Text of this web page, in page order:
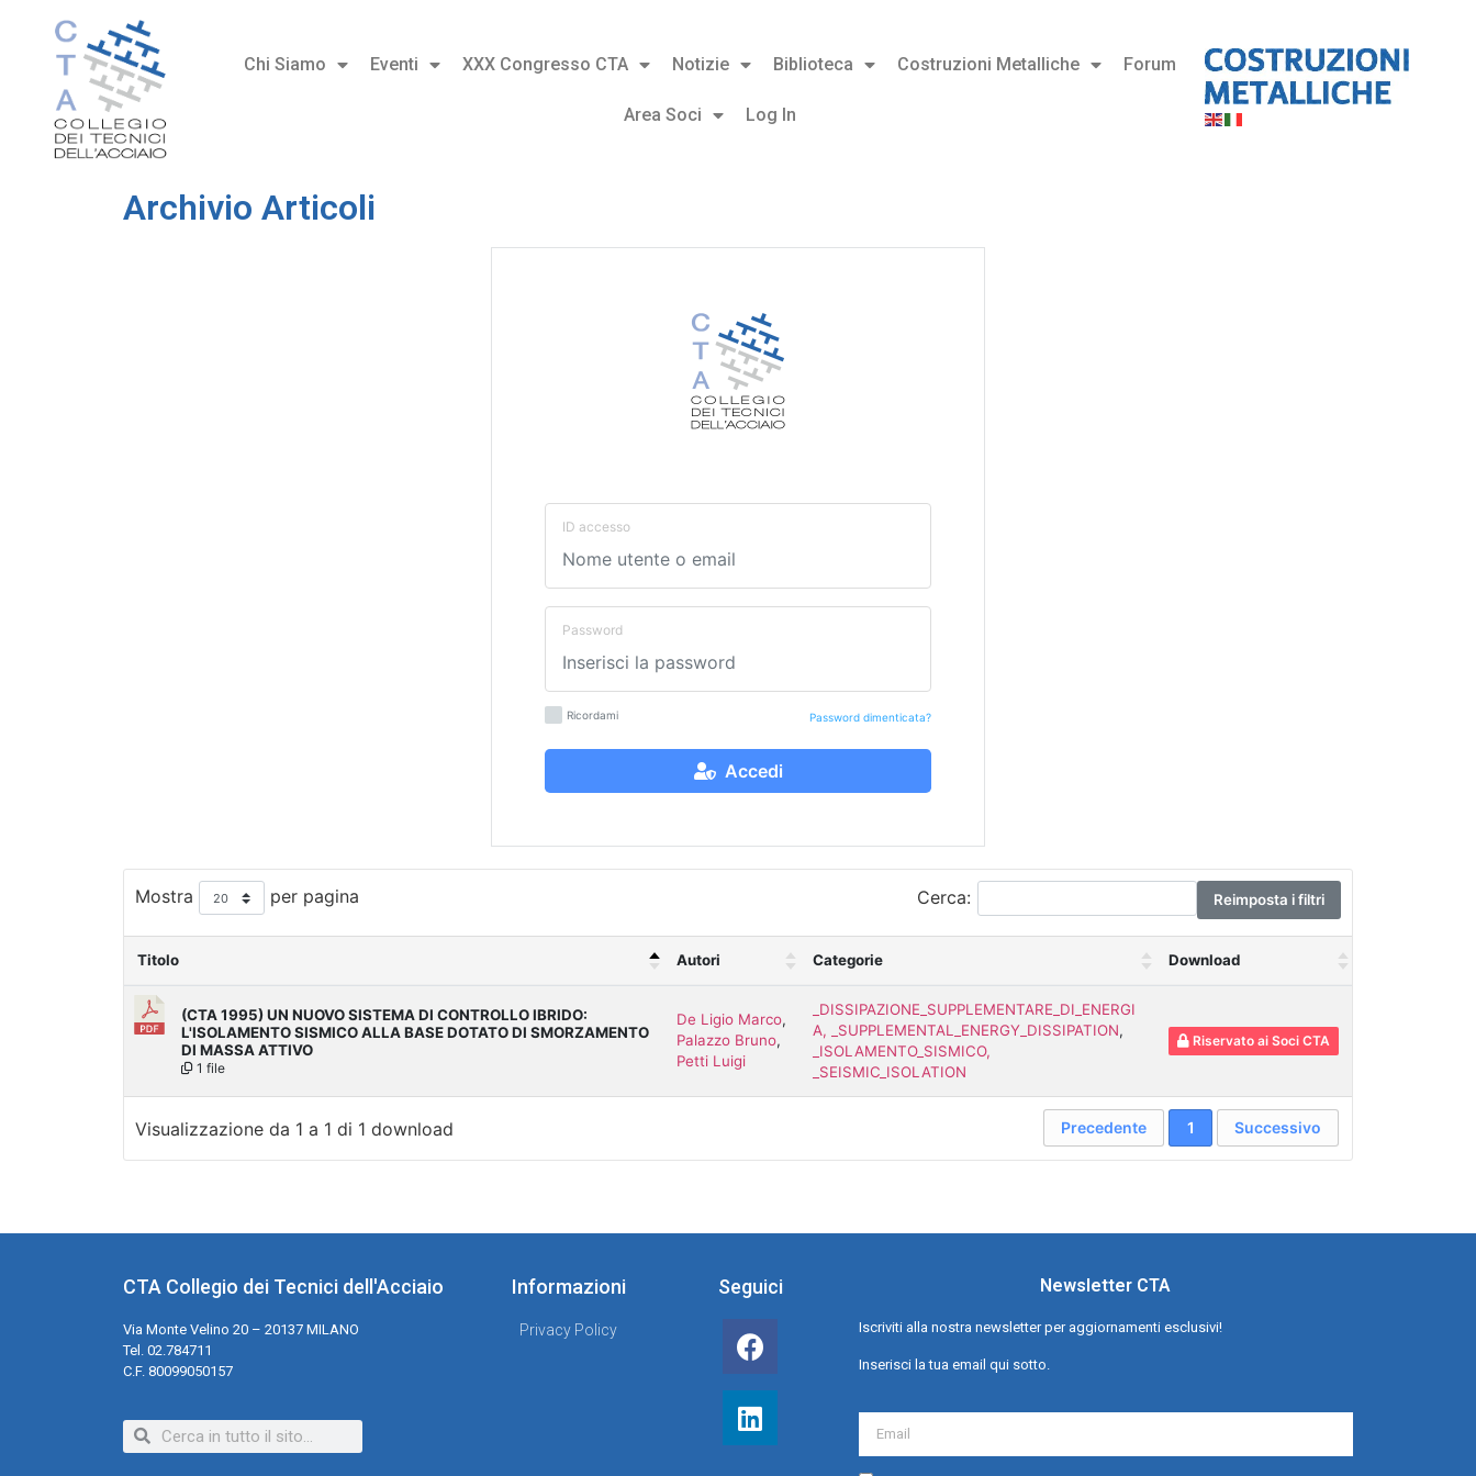
Chi Siamo Eventi XXX Congresso CTA Notizie Biblioteca Costruzioni Metalliche Forum
Area Soci Log In
Archivio Articoli
ID accesso
Password
Ricordami Password dimenticata?
Accedi
Mostra per pagina Cerca: Reimposta i filtri
Titolo Autori Categorie Download
(CTA 1995) UN NUOVO SISTEMA DI CONTROLLO IBRIDO:
L'ISOLAMENTO SISMICO ALLA BASE DOTATO DI SMORZAMENTO
DI MASSA ATTIVO
1 file
De Ligio Marco,
Palazzo Bruno,
Petti Luigi
_DISSIPAZIONE_SUPPLEMENTARE_DI_ENERGI
A, _SUPPLEMENTAL_ENERGY_DISSIPATION,
_ISOLAMENTO_SISMICO,
_SEISMIC_ISOLATION
Riservato ai Soci CTA
Visualizzazione da 1 a 1 di 1 download Precedente 1 Successivo
CTA Collegio dei Tecnici dell'Acciaio
Via Monte Velino 20 – 20137 MILANO
Tel. 02.784711
C.F. 80099050157
Informazioni
Privacy Policy
Seguici Newsletter CTA
Iscriviti alla nostra newsletter per aggiornamenti esclusivi!
Inserisci la tua email qui sotto.